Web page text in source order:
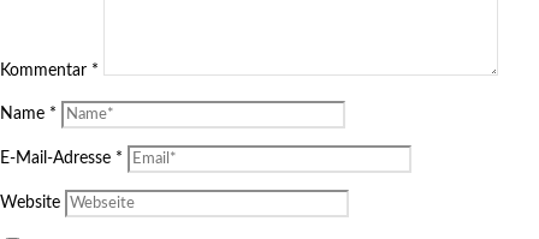
Kommentar *
Name *
E-Mail-Adresse *
Website